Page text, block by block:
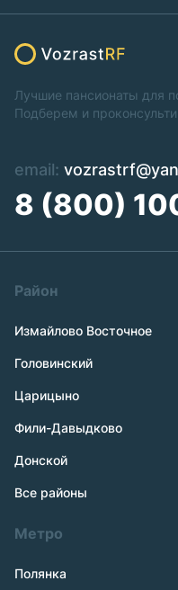
Лучшие пансионаты для
Подберем и
email:
8 (800)
Район
Измайлово Восточное
Головинский
Царицыно
Фили-Давыдково
Донской
Все районы
Метро
Полянка